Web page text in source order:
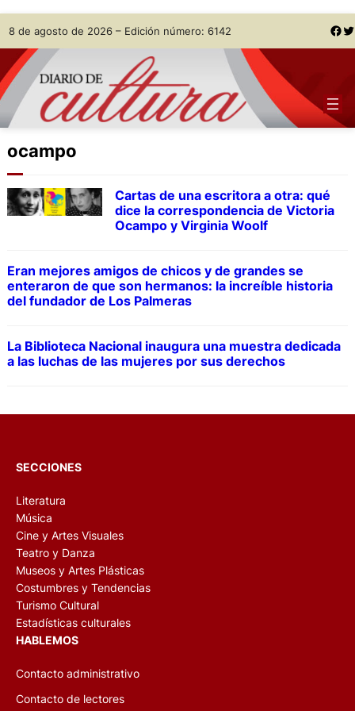
Skip
to
content
8 de agosto de 2026 – Edición número: 6142 Facebook Twitter
ocampo
Cartas de una escritora a otra: qué
dice la correspondencia de Victoria
Ocampo y Virginia Woolf
Eran mejores amigos de chicos y de grandes se
enteraron de que son hermanos: la increíble historia
del fundador de Los Palmeras
La Biblioteca Nacional inaugura una muestra dedicada
a las luchas de las mujeres por sus derechos
SECCIONES
Literatura
Música
Cine y Artes Visuales
Teatro y Danza
Museos y Artes Plásticas
Costumbres y Tendencias
Turismo Cultural
Estadísticas culturales
HABLEMOS
Contacto administrativo
Contacto de lectores